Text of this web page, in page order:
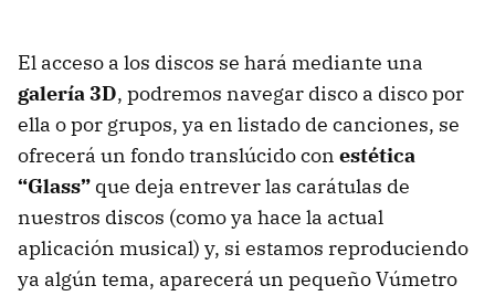
El acceso a los discos se hará mediante una
galería 3D, podremos navegar disco a disco por
ella o por grupos, ya en listado de canciones, se
ofrecerá un fondo translúcido con estética
“Glass” que deja entrever las carátulas de
nuestros discos (como ya hace la actual
aplicación musical) y, si estamos reproduciendo
ya algún tema, aparecerá un pequeño Vúmetro